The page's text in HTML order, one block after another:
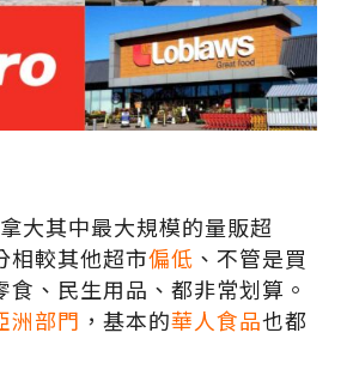
大其中最大規模的量販超
相較其他超市偏低 、不管是買
食、民生用品、都非常划算。
洲部門 ，基本的華人食品也都